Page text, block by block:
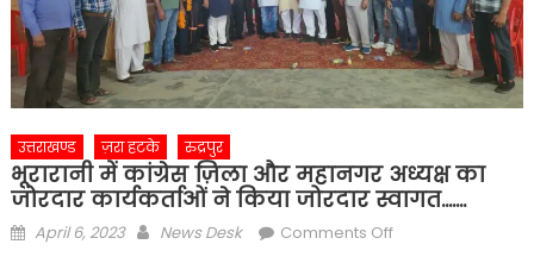
उत्तराखण्ड ज़रा हटके रुद्रपुर
भूरारानी में कांग्रेस ज़िला और महानगर अध्यक्ष का
जोरदार कार्यकर्ताओं ने किया जोरदार स्वागत…….
Posted
April 6, 2023 Author
News Desk Comments Offon